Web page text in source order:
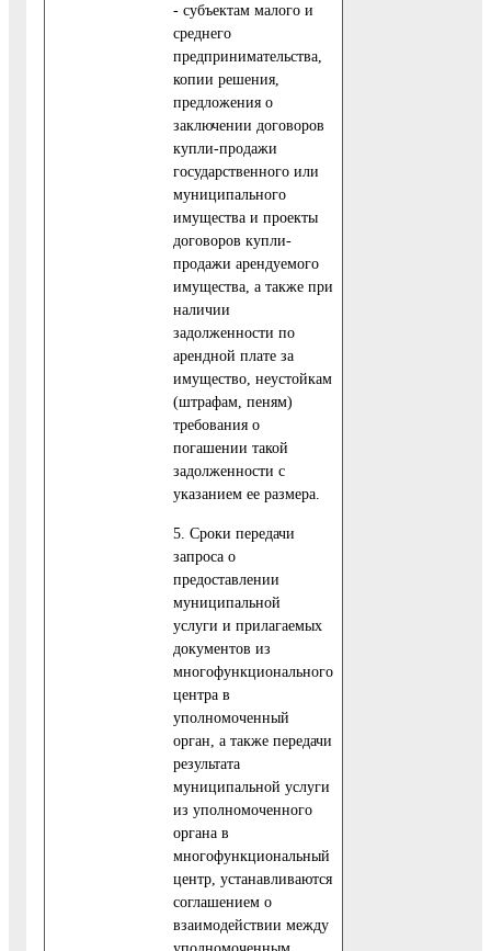
- субъектам малого и
среднего
предпринимательства,
копии решения,
предложения о
заключении договоров
купли-продажи
государственного или
муниципального
имущества и проекты
договоров купли-
продажи арендуемого
имущества, а также при
наличии
задолженности по
арендной плате за
имущество, неустойкам
(штрафам, пеням)
требования о
погашении такой
задолженности с
указанием ее размера.
5. Сроки передачи
запроса о
предоставлении
муниципальной
услуги и прилагаемых
документов из
многофункционального
центра в
уполномоченный
орган, а также передачи
результата
муниципальной услуги
из уполномоченного
органа в
многофункциональный
центр, устанавливаются
соглашением о
взаимодействии между